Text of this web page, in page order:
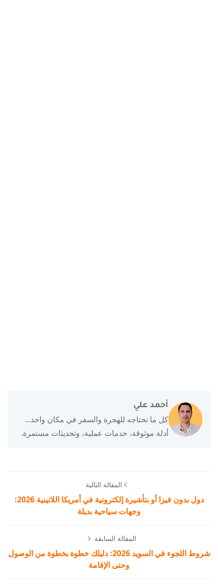
أحمد علي
كل ما تحتاجه للهجرة والسفر في مكان واحد...
أدلة موثوقة، خدمات عملية، وتحديثات مستمرة.
المقالة التالية
دول بدون فيزا أو بتأشيرة إلكترونية في أمريكا اللاتينية 2026:
وجهات سياحية بديلة
المقالة السابقة
شروط اللجوء في السويد 2026: دليلك خطوة بخطوة من الوصول
وحتى الإقامة